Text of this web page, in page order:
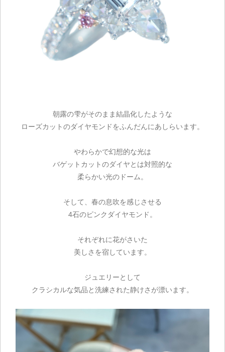
朝露の雫がそのまま結晶化したような
ローズカットのダイヤモンドをふんだんにあしらいます。
やわらかで幻想的な光は
バゲットカットのダイヤとは対照的な
柔らかい光のドーム。
そして、春の息吹を感じさせる
4石のピンクダイヤモンド。
それぞれに花がさいた
美しさを宿しています。
ジュエリーとして
クラシカルな気品と洗練された静けさが漂います。